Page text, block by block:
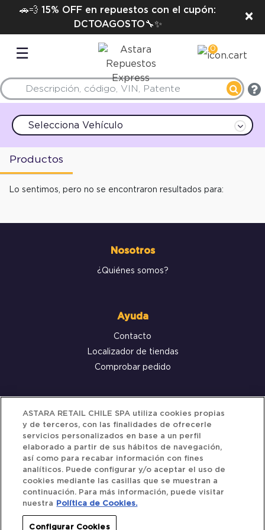
🚗💨 15% OFF en repuestos con el cupón:
DCTOAGOSTO🔧✨
×
☰ 0
Selecciona Vehículo
Productos
Lo sentimos, pero no se encontraron resultados para:
Nosotros
¿Quiénes somos?
Ayuda
Contacto
Localizador de tiendas
Comprobar pedido
Servicio al cliente
Términos y Condiciones
Política de privacidad
Siguenos
ASTARA RETAIL CHILE SPA utiliza cookies propias
y de terceros, con las finalidades de ofrecerle
servicios personalizados en base a un perfil
elaborado a partir de sus hábitos de navegación,
así como para recabar información con fines
analíticos. Puede configurar y/o aceptar el uso de
cookies mediante las casillas que se muestran a
continuación. Para más información, puede visitar
nuestra
Política de Cookies.
Configurar Cookies